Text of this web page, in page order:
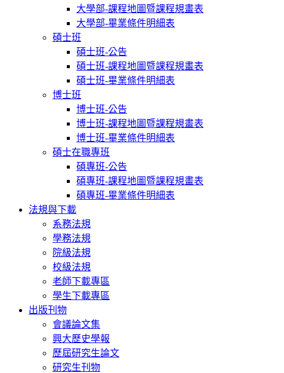
大學部-課程地圖暨課程規畫表
大學部-畢業條件明細表
碩士班
碩士班-公告
碩士班-課程地圖暨課程規畫表
碩士班-畢業條件明細表
博士班
博士班-公告
博士班-課程地圖暨課程規畫表
博士班-畢業條件明細表
碩士在職專班
碩專班-公告
碩專班-課程地圖暨課程規畫表
碩專班-畢業條件明細表
法規與下載
系務法規
學務法規
院級法規
校級法規
老師下載專區
學生下載專區
出版刊物
會議論文集
興大歷史學報
歷屆研究生論文
研究生刊物